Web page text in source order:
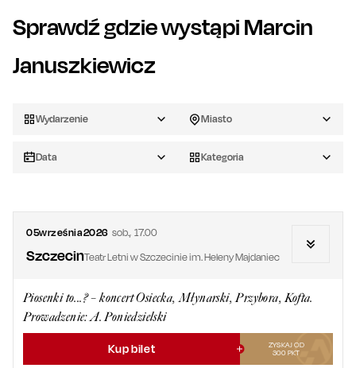
Sprawdź gdzie wystąpi Marcin
Januszkiewicz
Wydarzenie Miasto
Data Kategoria
05września2026 sob., 17.00
SzczecinTeatr Letni w Szczecinie im. Heleny Majdaniec
Piosenki to...? – koncert Osiecka, Młynarski, Przybora, Kofta.
Prowadzenie: A. Poniedzielski
Kup bilet
ZYSKAJ OD
300 PKT